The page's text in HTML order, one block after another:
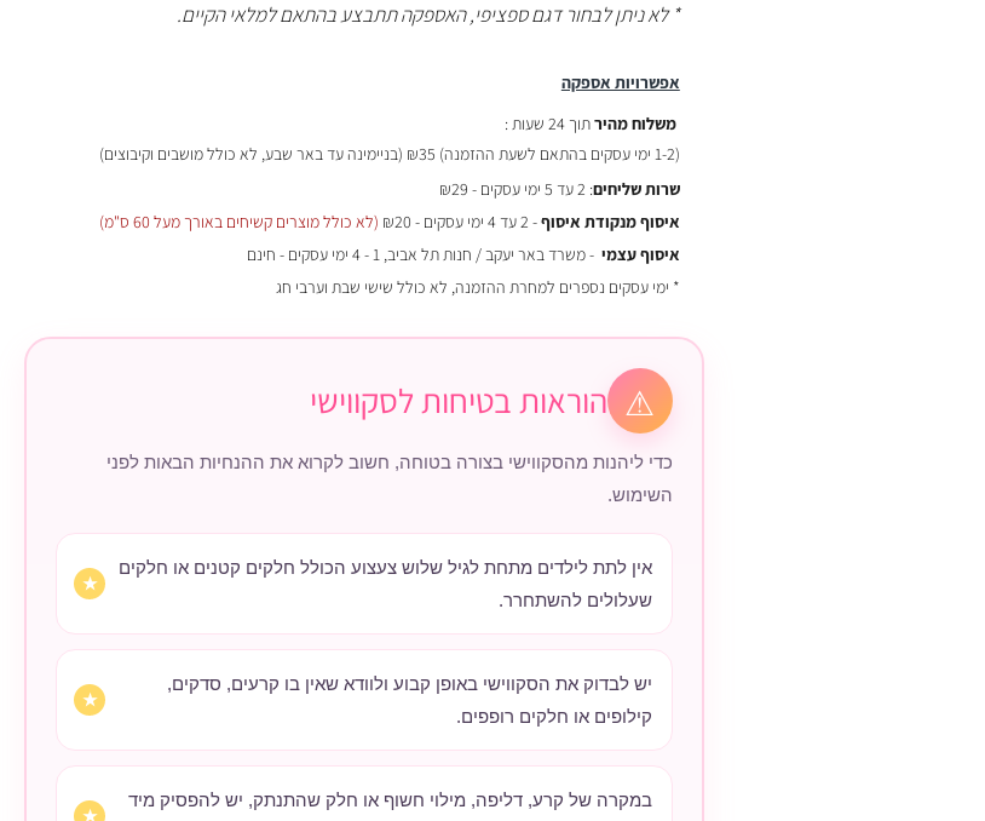
אפשרויות אספקה
משלוח מהירתוך 24 שעות :
(1-2 ימי עסקים בהתאם לשעת ההזמנה)
₪35 (בניימינה עד באר שבע, לא כולל מושבים וקיבוצים)
שרות שליחים: 2 עד 5 ימי עסקים - ₪29
איסוף מנקודת איסוף- 2 עד 4 ימי עסקים - ₪20
(לא כולל מוצרים קשיחים באורך מעל 60 ס"מ)
איסוף עצמי - משרד באר יעקב / חנות תל אביב, 1 - 4 ימי עסקים - חינם
* ימי עסקים נספרים למחרת ההזמנה, לא כולל שישי שבת וערבי חג
⚠ הוראות בטיחות לסקווישי
כדי ליהנות מהסקווישי בצורה בטוחה, חשוב לקרוא את ההנחיות הבאות לפני
השימוש.
אין לתת לילדים מתחת לגיל שלוש צעצוע הכולל חלקים קטנים או חלקים
שעלולים להשתחרר.
יש לבדוק את הסקווישי באופן קבוע ולוודא שאין בו קרעים, סדקים,
קילופים או חלקים רופפים.
במקרה של קרע, דליפה, מילוי חשוף או חלק שהתנתק, יש להפסיק מיד
* לא ניתן לבחור דגם ספציפי, האספקה תתבצע בהתאם למלאי הקיים.